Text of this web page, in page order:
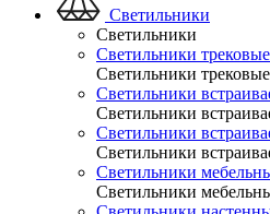
Светильники
Светильники
Светильники
Светильники
Светильники
Светильники
Светильники
Светильники
Светильники
Светильники